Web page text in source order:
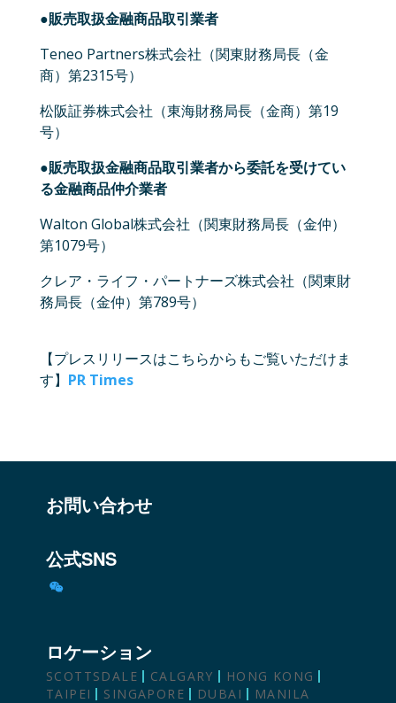
●販売取扱金融商品取引業者
Teneo Partners株式会社（関東財務局長（金
商）第2315号）
松阪証券株式会社（東海財務局長（金商）第19
号）
●販売取扱金融商品取引業者から委託を受けてい
る金融商品仲介業者
Walton Global株式会社（関東財務局長（金仲）
第1079号）
クレア・ライフ・パートナーズ株式会社（関東財
務局長（金仲）第789号）
【プレスリリースはこちらからもご覧いただけま
す】 PR Times
お問い合わせ
公式SNS
ロケーション
SCOTTSDALE CALGARY
HONG KONG
TAIPEI
SINGAPORE DUBAI MANILA